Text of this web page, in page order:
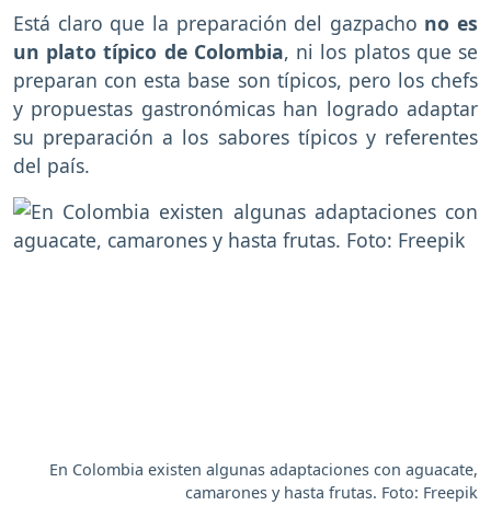
Está claro que la preparación del gazpacho no es
un plato típico de Colombia, ni los platos que se
preparan con esta base son típicos, pero los chefs
y propuestas gastronómicas han logrado adaptar
su preparación a los sabores típicos y referentes
del país.
En Colombia existen algunas adaptaciones con aguacate,
camarones y hasta frutas. Foto: Freepik